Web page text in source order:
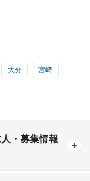
大分 宮崎
・募集情報